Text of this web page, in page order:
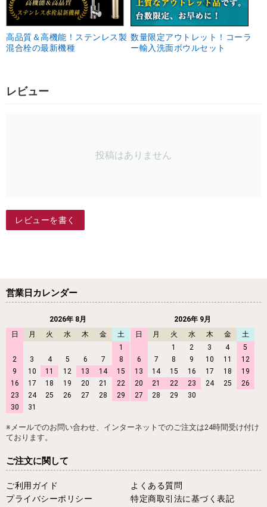
高品質＆高機能！ステンレス製
混合栓の最新機種
数量限定アウトレット！コーラ
ー輸入洗面ボウルセット
レビュー
投稿はありません
レビューを書く
営業日カレンダー
2026年 8月
日
月 火 水 木 金
土
1
2
3 4 5 6 7
8
9
10 11 12 13 14
15
16
17 18 19 20 21
22
23
24 25 26 27 28
29
30
31
2026年 9月
日
月 火 水 木 金
土
1
2 3 4
5
6
7 8 9 10 11
12
13
14 15 16 17 18
19
20
21 22 23 24 25
26
27
28 29 30
※メールでのお問い合わせ、インターネットでのご注文は24時間受け付け
ております。
ご注文に関して
ご利用ガイド
よくある質問
プライバシーポリシー
特定商取引法に基づく表記